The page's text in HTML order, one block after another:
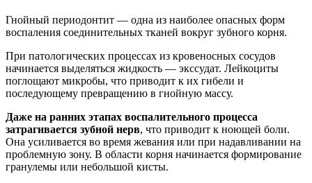
Гнойный периодонтит — одна из наиболее опасных форм
воспаления соединительных тканей вокруг зубного корня.
При патологических процессах из кровеносных сосудов
начинается выделяться жидкость — экссудат. Лейкоциты
поглощают микробы, что приводит к их гибели и
последующему превращению в гнойную массу.
Даже на ранних этапах воспалительного процесса
затрагивается зубной нерв, что приводит к ноющей боли.
Она усиливается во время жевания или при надавливании на
проблемную зону. В области корня начинается формирование
гранулемы или небольшой кисты.